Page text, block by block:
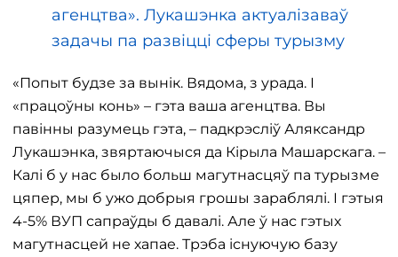
агенцтва». Лукашэнка актуалізаваў
задачы па развіцці сферы турызму
«Попыт будзе за вынік. Вядома, з урада. І
«працоўны конь» – гэта ваша агенцтва. Вы
павінны разумець гэта, – падкрэсліў Аляксандр
Лукашэнка, звяртаючыся да Кірыла Машарскага. –
Калі б у нас было больш магутнасцяў па турызме
цяпер, мы б ужо добрыя грошы зараблялі. І гэтыя
4-5% ВУП сапраўды б давалі. Але ў нас гэтых
магутнасцей не хапае. Трэба існуючую базу